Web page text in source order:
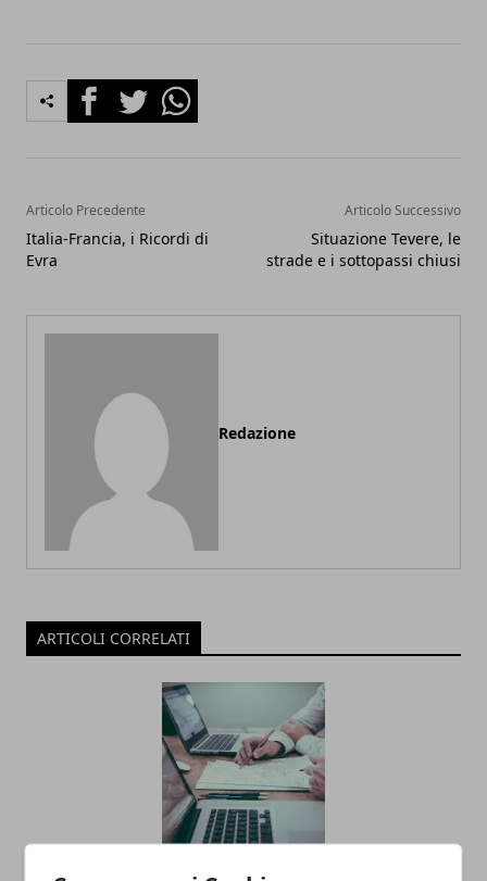
FacebookTwitterWhatsapp
Articolo Precedente
Italia-Francia, i Ricordi di
Evra
Articolo Successivo
Situazione Tevere, le
strade e i sottopassi chiusi
Redazione
ARTICOLI CORRELATI